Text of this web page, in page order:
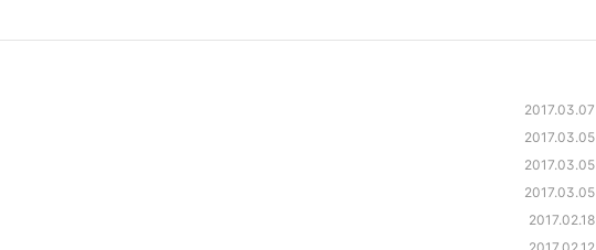
2017.03.07
2017.03.05
2017.03.05
2017.03.05
2017.02.18